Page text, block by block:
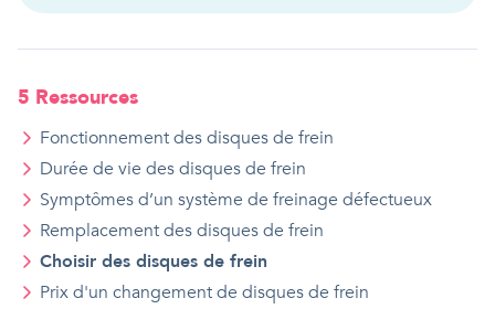
5 Ressources
Fonctionnement des disques de frein
Durée de vie des disques de frein
Symptômes d’un système de freinage défectueux
Remplacement des disques de frein
Choisir des disques de frein
Prix d'un changement de disques de frein